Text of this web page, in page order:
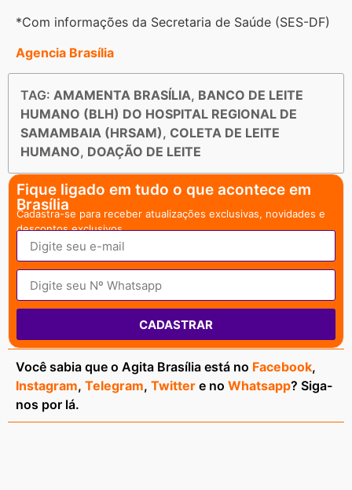
*Com informações da Secretaria de Saúde (SES-DF)
Agencia Brasília
TAG: AMAMENTA BRASÍLIA, BANCO DE LEITE
HUMANO (BLH) DO HOSPITAL REGIONAL DE
SAMAMBAIA (HRSAM), COLETA DE LEITE
HUMANO, DOAÇÃO DE LEITE
Fique ligado em tudo o que acontece em
Brasília
Cadastra-se para receber atualizações exclusivas, novidades e
descontos exclusivos.
CADASTRAR
Você sabia que o Agita Brasília está no Facebook,
Instagram, Telegram, Twitter e no Whatsapp? Siga-
nos por lá.